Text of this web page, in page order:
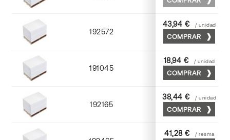
192572 70
43,94 € / unidad
COMPRAR
191045 70
18,94 € / unidad
COMPRAR
192165 70
38,44 € / unidad
COMPRAR
41,28 € / resma